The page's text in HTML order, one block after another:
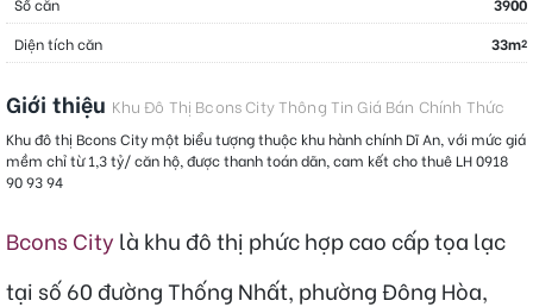
Diện tích căn
33m2
Giới thiệu Khu Đô Thị Bcons City Thông Tin Giá Bán Chính Thức
Khu đô thị Bcons City một biểu tượng thuộc khu hành chính Dĩ An, với mức giá
mềm chỉ từ 1,3 tỷ/ căn hộ, được thanh toán dãn, cam kết cho thuê LH 0918
90 93 94
Bcons City là khu đô thị phức hợp cao cấp tọa lạc
tại số 60 đường Thống Nhất, phường Đông Hòa,